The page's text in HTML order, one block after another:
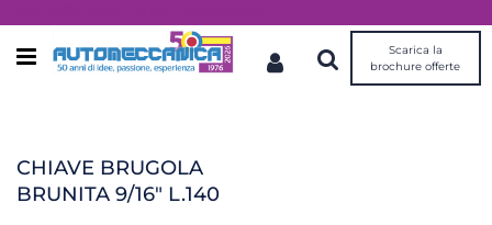
Open menu
Scarica la
brochure offerte
CHIAVE BRUGOLA
BRUNITA 9/16" L.140